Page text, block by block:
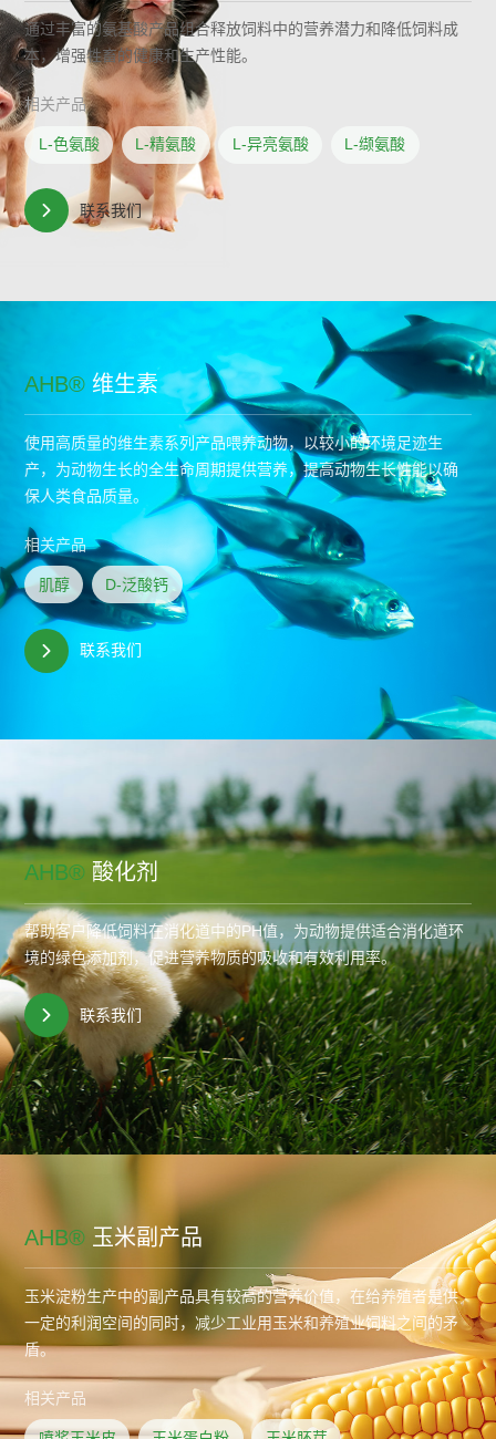
通过丰富的氨基酸产品组合释放饲料中的营养潜力和降低饲料成
本，增强牲畜的健康和生产性能。
相关产品
L-色氨酸 L-精氨酸 L-异亮氨酸 L-缬氨酸
联系我们
AHB® 维生素
使用高质量的维生素系列产品喂养动物，以较小的环境足迹生
产，为动物生长的全生命周期提供营养，提高动物生长性能以确
保人类食品质量。
相关产品
肌醇 D-泛酸钙
联系我们
AHB® 酸化剂
帮助客户降低饲料在消化道中的PH值，为动物提供适合消化道环
境的绿色添加剂，促进营养物质的吸收和有效利用率。
联系我们
AHB® 玉米副产品
玉米淀粉生产中的副产品具有较高的营养价值，在给养殖者是供
一定的利润空间的同时，减少工业用玉米和养殖业饲料之间的矛
盾。
相关产品